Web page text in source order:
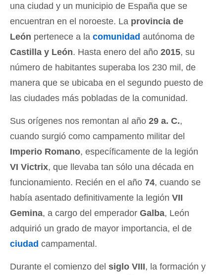
una ciudad y un municipio de España que se
encuentran en el noroeste. La provincia de
León pertenece a la comunidad autónoma de
Castilla y León. Hasta enero del año 2015, su
número de habitantes superaba los 230 mil, de
manera que se ubicaba en el segundo puesto de
las ciudades más pobladas de la comunidad.
Sus orígenes nos remontan al año 29 a. C.,
cuando surgió como campamento militar del
Imperio Romano, específicamente de la legión
VI Victrix, que llevaba tan sólo una década en
funcionamiento. Recién en el año 74, cuando se
había asentado definitivamente la legión VII
Gemina, a cargo del emperador Galba, León
adquirió un grado de mayor importancia, el de
ciudad campamental.
Durante el comienzo del siglo VIII, la formación y